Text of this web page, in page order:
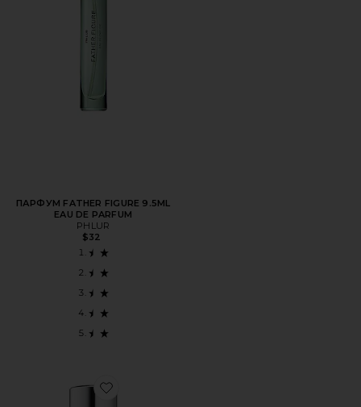
ПАРФУМ FATHER FIGURE 9.5ML
EAU DE PARFUM
PHLUR
$32
Favorite ПАРФЮМЕРНАЯ ВОДА JON + VINNY'S